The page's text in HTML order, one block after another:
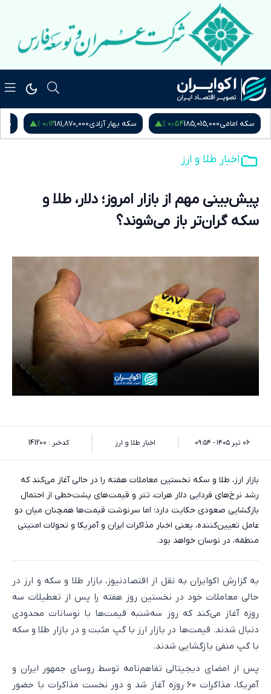
سکه امامی185,015,000۰٫۵۴ % سکه بهار آزادی181,870,000۰٫۱۲ %
اخبار طلا و ارز
پیش‌بینی مهم از بازار امروز؛ دلار، طلا و
سکه گران‌تر باز می‌شوند؟
۰۶ تیر ۱۴۰۵ - ۰۹:۵۴ اخبار طلا و ارز کدخبر : 141200
بازار ارز، طلا و سکه نخستین معاملات هفته را در حالی آغاز می‌کند که
رشد نرخ‌های فردایی دلار هرات، تتر و قیمت‌های پشت‌خطی از احتمال
بازگشایی صعودی حکایت دارد؛ اما سرنوشت قیمت‌ها همچنان میان دو
عامل تعیین‌کننده، یعنی اخبار مذاکرات ایران و آمریکا و تحولات امنیتی
منطقه، در نوسان خواهد بود.
به گزارش اکوایران به نقل از اقتصادنیوز، بازار طلا و سکه و ارز در
حالی معاملات خود در نخستین روز هفته را پس از تعطیلات سه
روزه آغاز می‌کند که روز سه‌شنبه قیمت‌ها با نوسانات محدودی
دنبال شدند. قیمت‌ها در بازار ارز با گپ مثبت و در بازار طلا و سکه
با گپ منفی بازگشایی شدند.
پس از امضای دیجیتالی تفاهم‌نامه توسط روسای جمهور ایران و
آمریکا، مذاکرات 60 روزه آغاز شد و دور نخست مذاکرات با حضور